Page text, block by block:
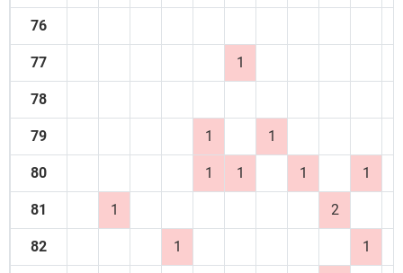
76
77 1
78
79 1 1
80 1 1 1 1
81 1 2
82 1 1